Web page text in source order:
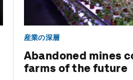
産業の深層
Abandoned mines
farms of the future